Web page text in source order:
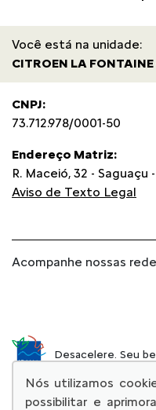
Você está na unidade:
CITROEN LA FONTAINE
CNPJ:
73.712.978/0001-50
Endereço Matriz:
R. Maceió, 32 - Saguaçu
Aviso de Texto Legal
Acompanhe nossas
Desacelere. Seu
Nós utilizamos
possibilitar e